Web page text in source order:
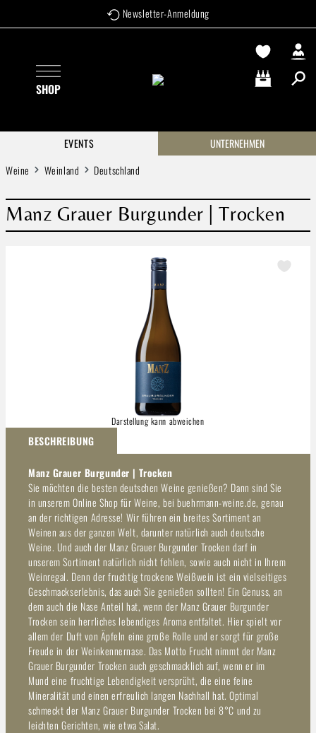
Zum Hauptinhalt springen Newsletter-Anmeldung
SHOP Warenkorb
EVENTS
UNTERNEHMEN
Weine
Weinland Deutschland
Manz Grauer Burgunder | Trocken
Darstellung kann abweichen
BESCHREIBUNG
Manz Grauer Burgunder | Trocken
Sie möchten die besten deutschen Weine genießen? Dann sind Sie
in unserem Online Shop für Weine, bei buehrmann-weine.de, genau
an der richtigen Adresse! Wir führen ein breites Sortiment an
Weinen aus der ganzen Welt, darunter natürlich auch deutsche
Weine. Und auch der Manz Grauer Burgunder Trocken darf in
unserem Sortiment natürlich nicht fehlen, sowie auch nicht in Ihrem
Weinregal. Denn der fruchtig trockene Weißwein ist ein vielseitiges
Geschmackserlebnis, das auch Sie genießen sollten! Ein Genuss, an
dem auch die Nase Anteil hat, wenn der Manz Grauer Burgunder
Trocken sein herrliches lebendiges Aroma entfaltet. Hier spielt vor
allem der Duft von Äpfeln eine große Rolle und er sorgt für große
Freude in der Weinkennernase. Das Motto Frucht nimmt der Manz
Grauer Burgunder Trocken auch geschmacklich auf, wenn er im
Mund eine fruchtige Lebendigkeit versprüht, die eine feine
Mineralität und einen erfreulich langen Nachhall hat. Optimal
schmeckt der Manz Grauer Burgunder Trocken bei 8°C und zu
leichten Gerichten, wie etwa Salat.